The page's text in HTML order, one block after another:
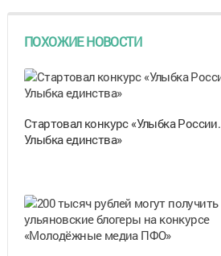
ПОХОЖИЕ НОВОСТИ
Стартовал конкурс «Улыбка России.
Улыбка единства»